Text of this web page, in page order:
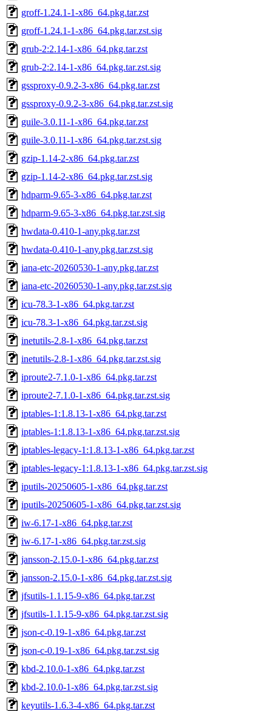
groff-1.24.1-1-x86_64.pkg.tar.zst
groff-1.24.1-1-x86_64.pkg.tar.zst.sig
grub-2:2.14-1-x86_64.pkg.tar.zst
grub-2:2.14-1-x86_64.pkg.tar.zst.sig
gssproxy-0.9.2-3-x86_64.pkg.tar.zst
gssproxy-0.9.2-3-x86_64.pkg.tar.zst.sig
guile-3.0.11-1-x86_64.pkg.tar.zst
guile-3.0.11-1-x86_64.pkg.tar.zst.sig
gzip-1.14-2-x86_64.pkg.tar.zst
gzip-1.14-2-x86_64.pkg.tar.zst.sig
hdparm-9.65-3-x86_64.pkg.tar.zst
hdparm-9.65-3-x86_64.pkg.tar.zst.sig
hwdata-0.410-1-any.pkg.tar.zst
hwdata-0.410-1-any.pkg.tar.zst.sig
iana-etc-20260530-1-any.pkg.tar.zst
iana-etc-20260530-1-any.pkg.tar.zst.sig
icu-78.3-1-x86_64.pkg.tar.zst
icu-78.3-1-x86_64.pkg.tar.zst.sig
inetutils-2.8-1-x86_64.pkg.tar.zst
inetutils-2.8-1-x86_64.pkg.tar.zst.sig
iproute2-7.1.0-1-x86_64.pkg.tar.zst
iproute2-7.1.0-1-x86_64.pkg.tar.zst.sig
iptables-1:1.8.13-1-x86_64.pkg.tar.zst
iptables-1:1.8.13-1-x86_64.pkg.tar.zst.sig
iptables-legacy-1:1.8.13-1-x86_64.pkg.tar.zst
iptables-legacy-1:1.8.13-1-x86_64.pkg.tar.zst.sig
iputils-20250605-1-x86_64.pkg.tar.zst
iputils-20250605-1-x86_64.pkg.tar.zst.sig
iw-6.17-1-x86_64.pkg.tar.zst
iw-6.17-1-x86_64.pkg.tar.zst.sig
jansson-2.15.0-1-x86_64.pkg.tar.zst
jansson-2.15.0-1-x86_64.pkg.tar.zst.sig
jfsutils-1.1.15-9-x86_64.pkg.tar.zst
jfsutils-1.1.15-9-x86_64.pkg.tar.zst.sig
json-c-0.19-1-x86_64.pkg.tar.zst
json-c-0.19-1-x86_64.pkg.tar.zst.sig
kbd-2.10.0-1-x86_64.pkg.tar.zst
kbd-2.10.0-1-x86_64.pkg.tar.zst.sig
keyutils-1.6.3-4-x86_64.pkg.tar.zst